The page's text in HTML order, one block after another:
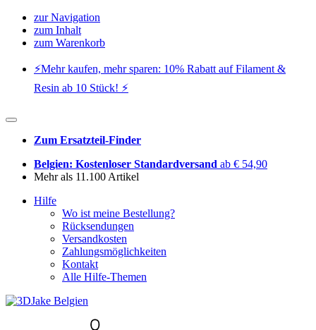
zur Navigation
zum Inhalt
zum Warenkorb
⚡️Mehr kaufen, mehr sparen: 10% Rabatt auf Filament &
Resin ab 10 Stück! ⚡️
Zum Ersatzteil-Finder
Belgien: Kostenloser Standardversand ab € 54,90
Mehr als 11.100 Artikel
Hilfe
Wo ist meine Bestellung?
Rücksendungen
Versandkosten
Zahlungsmöglichkeiten
Kontakt
Alle Hilfe-Themen